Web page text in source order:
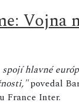
Vojna
hlavné
povedal
France Inter.